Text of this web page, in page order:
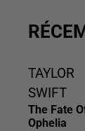
TAYLOR
SWIFT
The Fate
Ophelia